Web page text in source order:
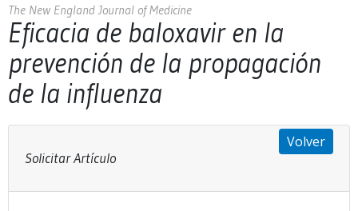
The New England Journal of Medicine
Eficacia de baloxavir en la
prevención de la propagación
de la influenza
Solicitar Artículo
Volver